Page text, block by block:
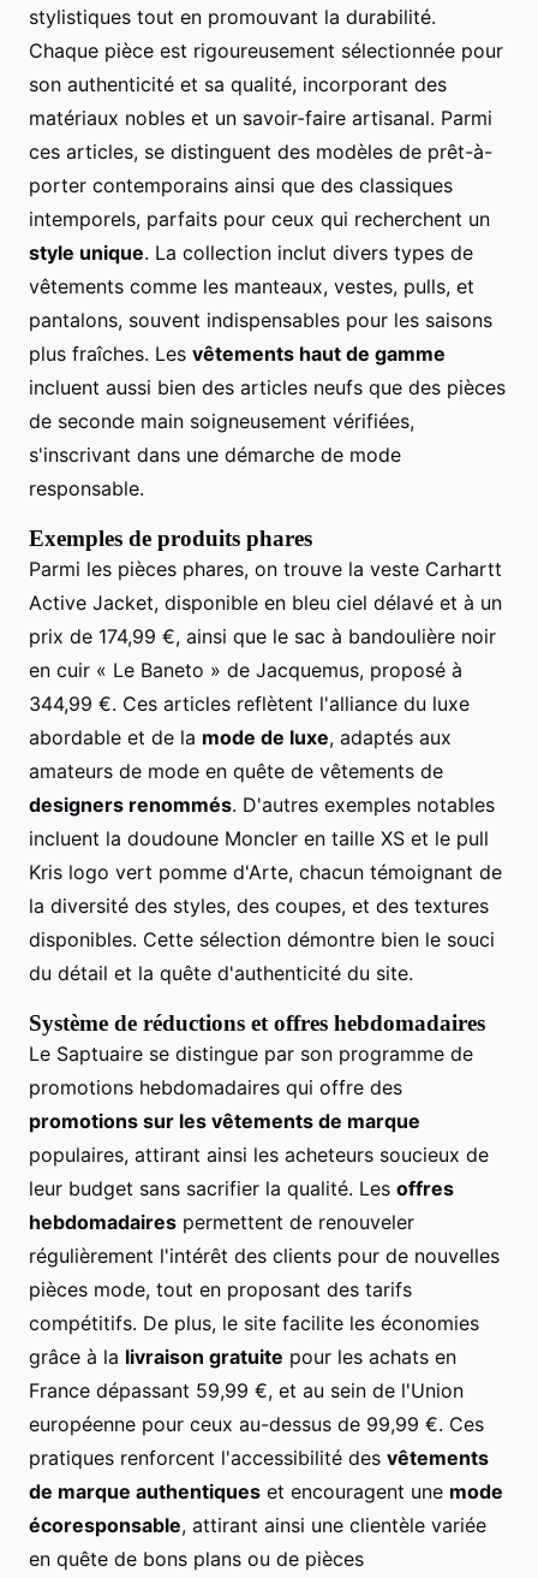
stylistiques tout en promouvant la durabilité.
Chaque pièce est rigoureusement sélectionnée pour
son authenticité et sa qualité, incorporant des
matériaux nobles et un savoir-faire artisanal. Parmi
ces articles, se distinguent des modèles de prêt-à-
porter contemporains ainsi que des classiques
intemporels, parfaits pour ceux qui recherchent un
style unique. La collection inclut divers types de
vêtements comme les manteaux, vestes, pulls, et
pantalons, souvent indispensables pour les saisons
plus fraîches. Les vêtements haut de gamme
incluent aussi bien des articles neufs que des pièces
de seconde main soigneusement vérifiées,
s'inscrivant dans une démarche de mode
responsable.
Exemples de produits phares
Parmi les pièces phares, on trouve la veste Carhartt
Active Jacket, disponible en bleu ciel délavé et à un
prix de 174,99 €, ainsi que le sac à bandoulière noir
en cuir « Le Baneto » de Jacquemus, proposé à
344,99 €. Ces articles reflètent l'alliance du luxe
abordable et de la mode de luxe, adaptés aux
amateurs de mode en quête de vêtements de
designers renommés. D'autres exemples notables
incluent la doudoune Moncler en taille XS et le pull
Kris logo vert pomme d'Arte, chacun témoignant de
la diversité des styles, des coupes, et des textures
disponibles. Cette sélection démontre bien le souci
du détail et la quête d'authenticité du site.
Système de réductions et offres hebdomadaires
Le Saptuaire se distingue par son programme de
promotions hebdomadaires qui offre des
promotions sur les vêtements de marque
populaires, attirant ainsi les acheteurs soucieux de
leur budget sans sacrifier la qualité. Les offres
hebdomadaires permettent de renouveler
régulièrement l'intérêt des clients pour de nouvelles
pièces mode, tout en proposant des tarifs
compétitifs. De plus, le site facilite les économies
grâce à la livraison gratuite pour les achats en
France dépassant 59,99 €, et au sein de l'Union
européenne pour ceux au-dessus de 99,99 €. Ces
pratiques renforcent l'accessibilité des vêtements
de marque authentiques et encouragent une mode
écoresponsable, attirant ainsi une clientèle variée
en quête de bons plans ou de pièces